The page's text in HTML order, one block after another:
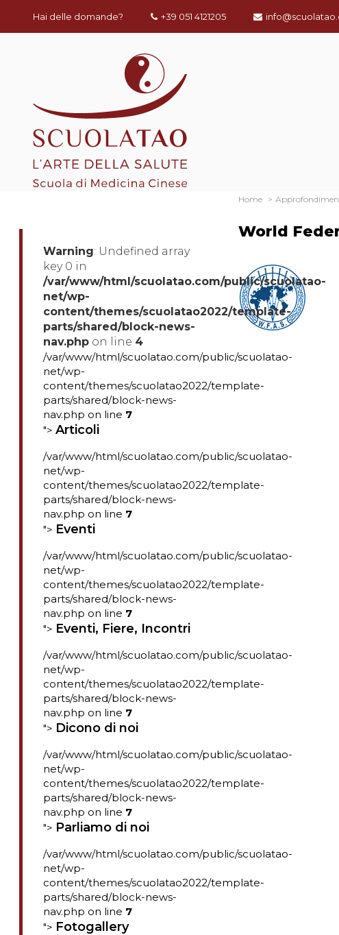
Hai delle domande? +39 051 4121205
Warning: Undefined array
key 0 in
/var/www/html/scuolatao.com/public/scuolatao-
net/wp-
content/themes/scuolatao2022/template-
parts/shared/block-news-
nav.php on line 4
/var/www/html/scuolatao.com/public/scuolatao-
net/wp-
content/themes/scuolatao2022/template-
parts/shared/block-news-
nav.php on line 7
"> Articoli
/var/www/html/scuolatao.com/public/scuolatao-
net/wp-
content/themes/scuolatao2022/template-
parts/shared/block-news-
nav.php on line 7
"> Eventi
/var/www/html/scuolatao.com/public/scuolatao-
net/wp-
content/themes/scuolatao2022/template-
parts/shared/block-news-
nav.php on line 7
"> Eventi, Fiere, Incontri
/var/www/html/scuolatao.com/public/scuolatao-
net/wp-
content/themes/scuolatao2022/template-
parts/shared/block-news-
nav.php on line 7
"> Dicono di noi
/var/www/html/scuolatao.com/public/scuolatao-
net/wp-
content/themes/scuolatao2022/template-
parts/shared/block-news-
nav.php on line 7
"> Parliamo di noi
/var/www/html/scuolatao.com/public/scuolatao-
net/wp-
content/themes/scuolatao2022/template-
parts/shared/block-news-
nav.php on line 7
"> Fotogallery
Home
World